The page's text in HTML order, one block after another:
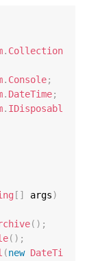
. Collection
. Console;
. DateTime;
. IDisposabl
[ ] args)
( ) ;
( ) ;
(new DateTi